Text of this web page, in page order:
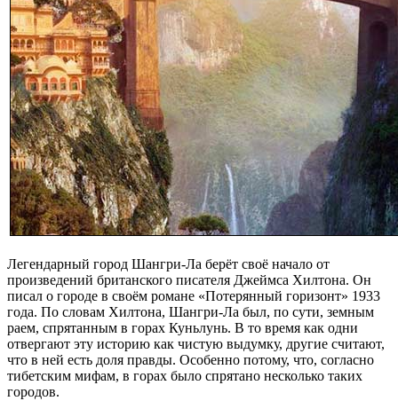
Легендарный город Шангри-Ла берёт своё начало от
произведений британского писателя Джеймса Хилтона. Он
писал о городе в своём романе «Потерянный горизонт» 1933
года. По словам Хилтона, Шангри-Ла был, по сути, земным
раем, спрятанным в горах Куньлунь. В то время как одни
отвергают эту историю как чистую выдумку, другие считают,
что в ней есть доля правды. Особенно потому, что, согласно
тибетским мифам, в горах было спрятано несколько таких
городов.